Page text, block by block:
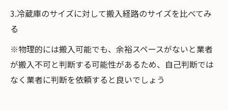
3.冷蔵庫のサイズに対して搬入経路のサイズを比べてみ
る
※物理的には搬入可能でも、余裕スペースがないと業者
が搬入不可と判断する可能性があるため、自己判断では
なく業者に判断を依頼すると良いでしょう